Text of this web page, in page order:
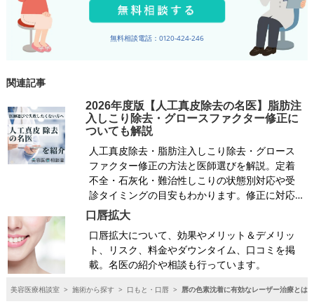
無料相談電話：0120-424-246
関連記事
2026年度版【人工真皮除去の名医】脂肪注
入しこり除去・グロースファクター修正に
ついても解説
人工真皮除去・脂肪注入しこり除去・グロース
ファクター修正の方法と医師選びを解説。定着
不全・石灰化・難治性しこりの状態別対応や受
診タイミングの目安もわかります。修正に対応…
口唇拡大
口唇拡大について、効果やメリット＆デメリッ
ト、リスク、料金やダウンタイム、口コミを掲
載。名医の紹介や相談も行っています。
美容医療相談室 > 施術から探す > 口もと・口唇 > 唇の色素沈着に有効なレーザー治療とは